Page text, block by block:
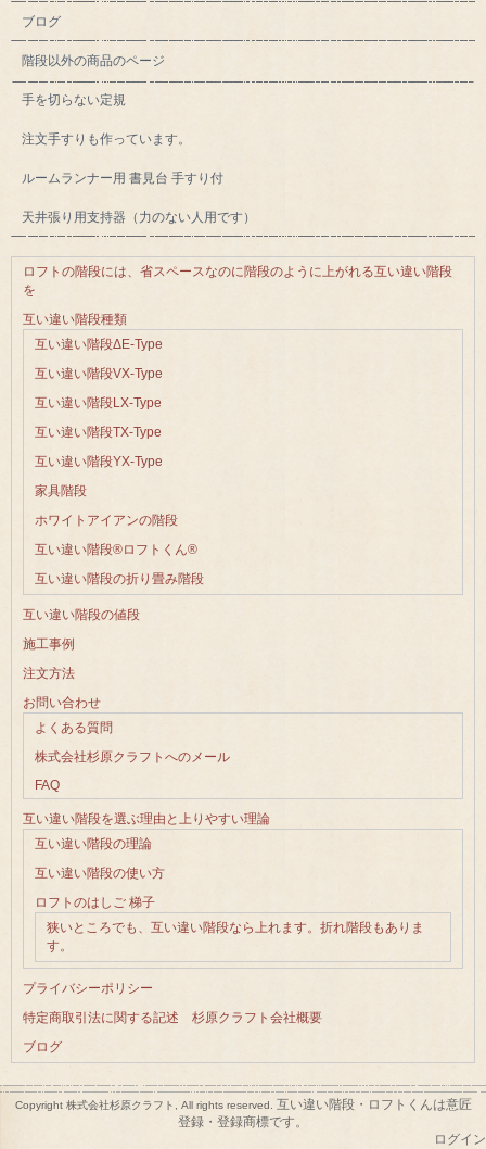
ブログ
階段以外の商品のページ
手を切らない定規
注文手すりも作っています。
ルームランナー用 書見台 手すり付
天井張り用支持器（力のない人用です）
ロフトの階段には、省スペースなのに階段のように上がれる互い違い階段
を
互い違い階段種類
互い違い階段ΔE-Type
互い違い階段VX-Type
互い違い階段LX-Type
互い違い階段TX-Type
互い違い階段YX-Type
家具階段
ホワイトアイアンの階段
互い違い階段®ロフトくん®
互い違い階段の折り畳み階段
互い違い階段の値段
施工事例
注文方法
お問い合わせ
よくある質問
株式会社杉原クラフトへのメール
FAQ
互い違い階段を選ぶ理由と上りやすい理論
互い違い階段の理論
互い違い階段の使い方
ロフトのはしご 梯子
狭いところでも、互い違い階段なら上れます。折れ階段もありま
す。
プライバシーポリシー
特定商取引法に関する記述 杉原クラフト会社概要
ブログ
Copyright 株式会社杉原クラフト, All rights reserved.
互い違い階段・ロフトくんは意匠
登録・登録商標です。
ログイン